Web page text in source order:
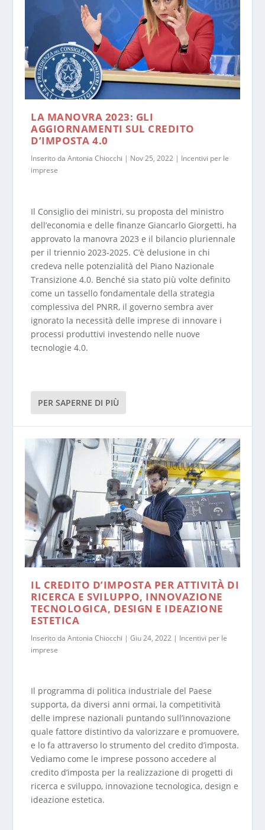
LA MANOVRA 2023: GLI
AGGIORNAMENTI SUL CREDITO
D’IMPOSTA 4.0
Inserito daAntonia Chiocchi | Nov 25, 2022 | Incentivi per le
imprese
Il Consiglio dei ministri, su proposta del ministro
dell’economia e delle finanze Giancarlo Giorgetti, ha
approvato la manovra 2023 e il bilancio pluriennale
per il triennio 2023-2025. C’è delusione in chi
credeva nelle potenzialità del Piano Nazionale
Transizione 4.0. Benché sia stato più volte definito
come un tassello fondamentale della strategia
complessiva del PNRR, il governo sembra aver
ignorato la necessità delle imprese di innovare i
processi produttivi investendo nelle nuove
tecnologie 4.0.
PER SAPERNE DI PIÙ
IL CREDITO D’IMPOSTA PER ATTIVITÀ DI
RICERCA E SVILUPPO, INNOVAZIONE
TECNOLOGICA, DESIGN E IDEAZIONE
ESTETICA
Inserito daAntonia Chiocchi |Giu 24, 2022 | Incentivi per le
imprese
Il programma di politica industriale del Paese
supporta, da diversi anni ormai, la competitività
delle imprese nazionali puntando sull’innovazione
quale fattore distintivo da valorizzare e promuovere,
e lo fa attraverso lo strumento del credito d’imposta.
Vediamo come le imprese possono accedere al
credito d’imposta per la realizzazione di progetti di
ricerca e sviluppo, innovazione tecnologica, design e
ideazione estetica.